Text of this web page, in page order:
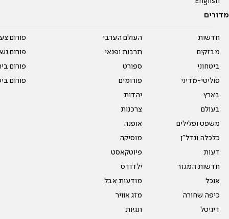
מדורים
חדשות
מבזקים
ביטחוני
פוליטי-מדיני
בארץ
בעולם
משפט ופלילים
כלכלה ונדל"ן
דעות
חדשות המגזר
אוכל
כיפה שחורה
דיגיטל
העולם הערבי
תרבות ופנאי
ספורט
פורומים
יהדות
צרכנות
אופנה
מוסיקה
פיוטקאסט
ילדודס
מודעות אבל
מזג אוויר
תגיות
פורום
פורום
פורום
פורום